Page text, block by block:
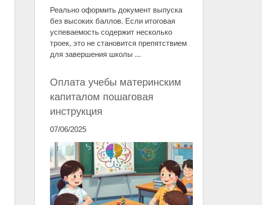
Реально оформить документ выпуска
без высоких баллов. Если итоговая
успеваемость содержит несколько
троек, это не становится препятствием
для завершения школы ...
Оплата учебы материнским
капиталом пошаговая
инструкция
07/06/2025